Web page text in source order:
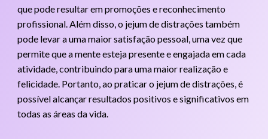
que pode resultar em promoções e reconhecimento
profissional. Além disso, o jejum de distrações também
pode levar a uma maior satisfação pessoal, uma vez que
permite que a mente esteja presente e engajada em cada
atividade, contribuindo para uma maior realização e
felicidade. Portanto, ao praticar o jejum de distrações, é
possível alcançar resultados positivos e significativos em
todas as áreas da vida.